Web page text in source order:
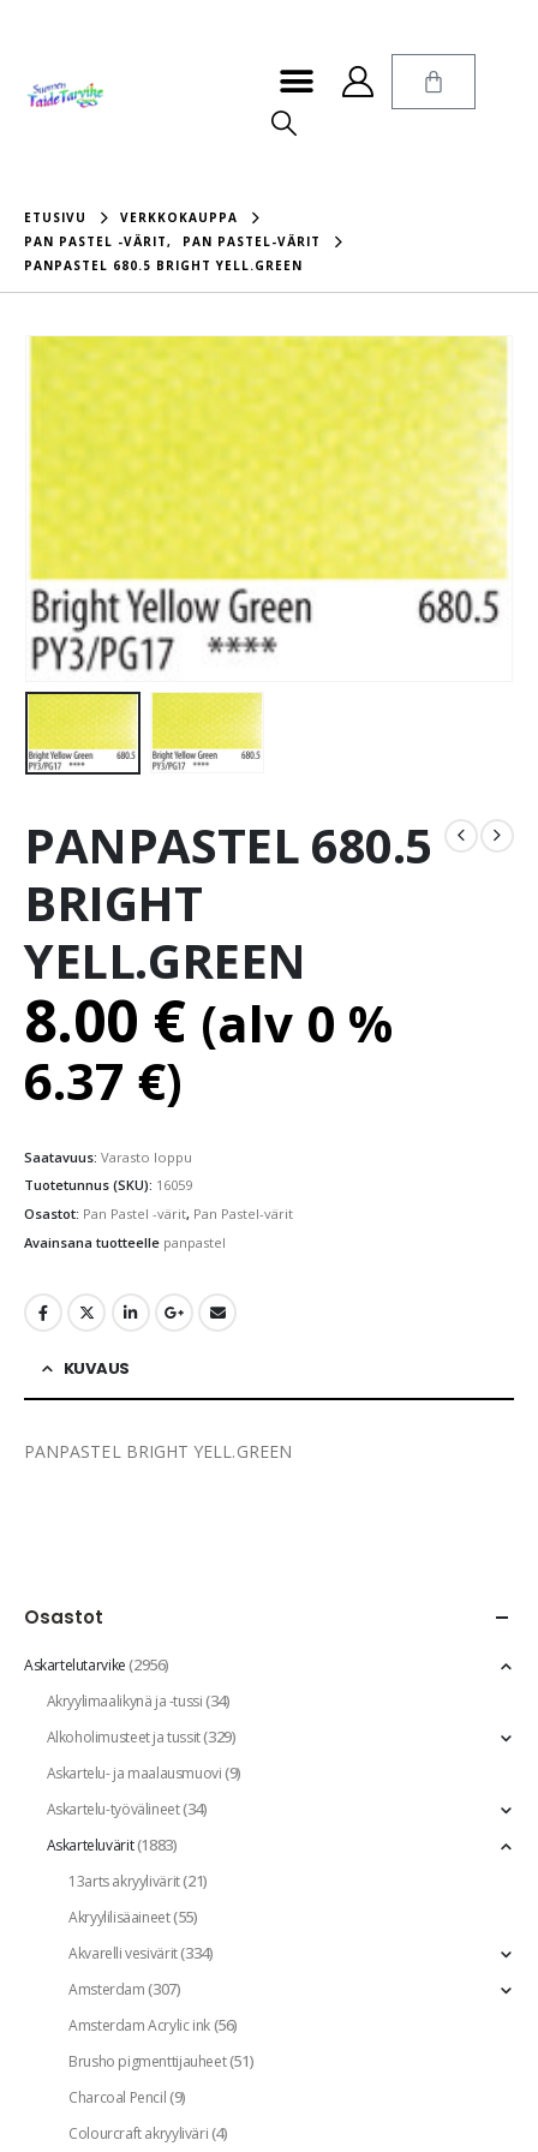
ETUSIVU
VERKKOKAUPPA
PAN PASTEL -VÄRIT,
PAN PASTEL-VÄRIT
PANPASTEL 680.5 BRIGHT YELL.GREEN
PANPASTEL 680.5
BRIGHT
YELL.GREEN
8.00 € (alv 0 %
6.37 €)
Saatavuus: Varasto loppu
Tuotetunnus (SKU): 16059
Osastot: Pan Pastel -värit, Pan Pastel-värit
Avainsana tuotteelle panpastel
KUVAUS
PANPASTEL BRIGHT YELL.GREEN
Osastot
Askartelutarvike(2956)
Akryylimaalikynä ja -tussi(34)
Alkoholimusteet ja tussit(329)
Askartelu- ja maalausmuovi(9)
Askartelu-työvälineet(34)
Askarteluvärit(1883)
13arts akryylivärit(21)
Akryylilisäaineet(55)
Akvarelli vesivärit(334)
Amsterdam(307)
Amsterdam Acrylic ink(56)
Brusho pigmenttijauheet(51)
Charcoal Pencil(9)
Colourcraft akryyliväri(4)